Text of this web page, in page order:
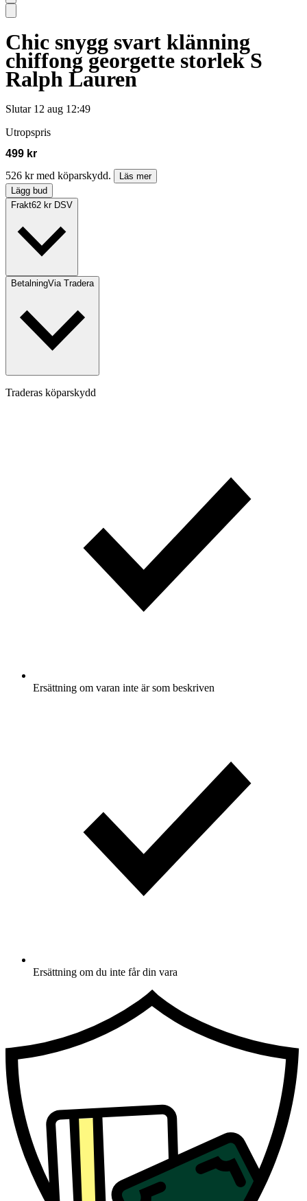
Chic snygg svart klänning
chiffong georgette storlek S
Ralph Lauren
Slutar 12 aug 12:49
Utropspris
499 kr
526 kr med köparskydd.
Läs mer
Lägg bud
Frakt62 kr DSV
BetalningVia Tradera
Traderas köparskydd
Ersättning om varan inte är som beskriven
Ersättning om du inte får din vara